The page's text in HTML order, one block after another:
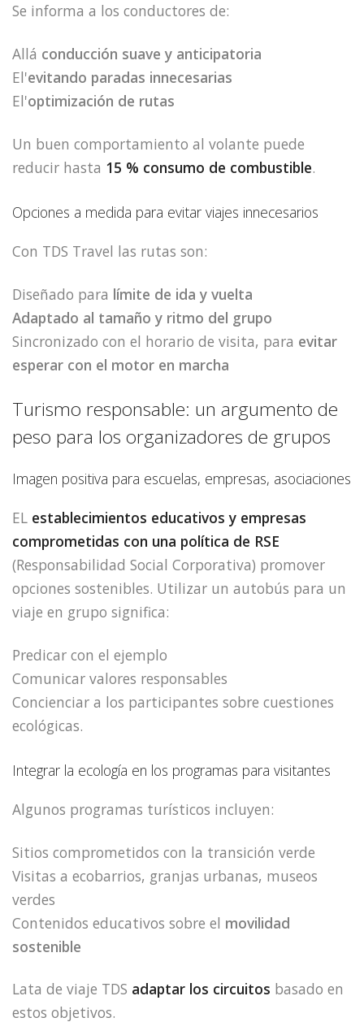
Se informa a los conductores de:
Allá conducción suave y anticipatoria
El'evitando paradas innecesarias
El'optimización de rutas
Un buen comportamiento al volante puede
reducir hasta 15 % consumo de combustible.
Opciones a medida para evitar viajes innecesarios
Con TDS Travel las rutas son:
Diseñado para límite de ida y vuelta
Adaptado al tamaño y ritmo del grupo
Sincronizado con el horario de visita, para evitar
esperar con el motor en marcha
Turismo responsable: un argumento de
peso para los organizadores de grupos
Imagen positiva para escuelas, empresas, asociaciones
EL establecimientos educativos y empresas
comprometidas con una política de RSE
(Responsabilidad Social Corporativa) promover
opciones sostenibles. Utilizar un autobús para un
viaje en grupo significa:
Predicar con el ejemplo
Comunicar valores responsables
Concienciar a los participantes sobre cuestiones
ecológicas.
Integrar la ecología en los programas para visitantes
Algunos programas turísticos incluyen:
Sitios comprometidos con la transición verde
Visitas a ecobarrios, granjas urbanas, museos
verdes
Contenidos educativos sobre el movilidad
sostenible
Lata de viaje TDS adaptar los circuitos basado en
estos objetivos.